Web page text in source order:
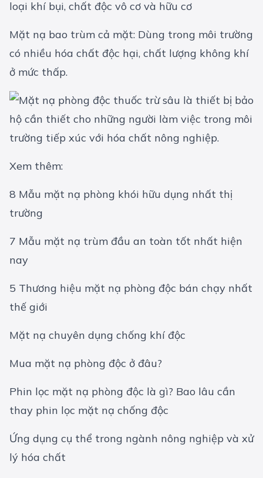
loại khí bụi, chất độc vô cơ và hữu cơ
Mặt nạ bao trùm cả mặt: Dùng trong môi trường
có nhiều hóa chất độc hại, chất lượng không khí
ở mức thấp.
Xem thêm:
8 Mẫu mặt nạ phòng khói hữu dụng nhất thị
trường
7 Mẫu mặt nạ trùm đầu an toàn tốt nhất hiện
nay
5 Thương hiệu mặt nạ phòng độc bán chạy nhất
thế giới
Mặt nạ chuyên dụng chống khí độc
Mua mặt nạ phòng độc ở đâu?
Phin lọc mặt nạ phòng độc là gì? Bao lâu cần
thay phin lọc mặt nạ chống độc
Ứng dụng cụ thể trong ngành nông nghiệp và xử
lý hóa chất